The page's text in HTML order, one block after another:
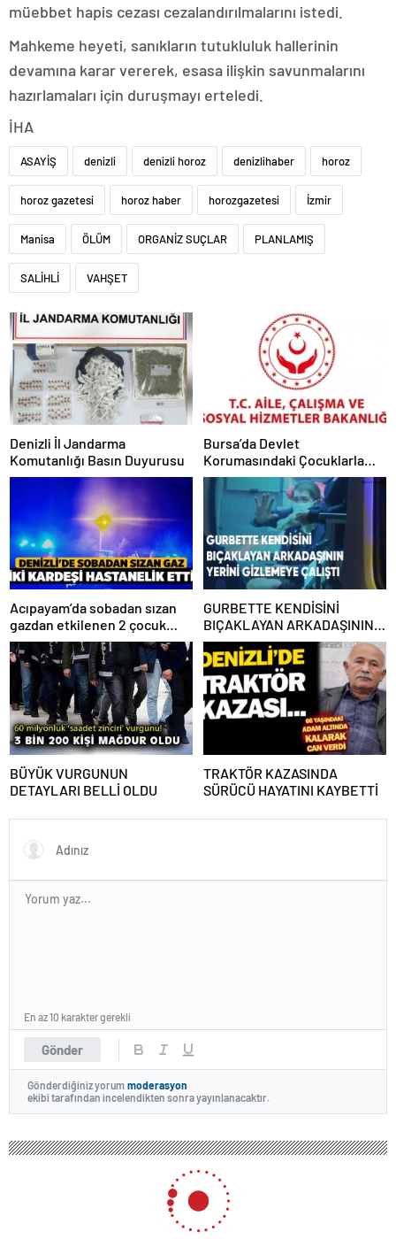
müebbet hapis cezası cezalandırılmalarını istedi.
Mahkeme heyeti, sanıkların tutukluluk hallerinin
devamına karar vererek, esasa ilişkin savunmalarını
hazırlamaları için duruşmayı erteledi.
İHA
ASAYİŞ denizli denizli horoz denizlihaber horoz
horoz gazetesi horoz haber horozgazetesi İzmir
Manisa ÖLÜM ORGANİZ SUÇLAR PLANLAMIŞ
SALİHLİ VAHŞET
Denizli İl Jandarma
Komutanlığı Basın Duyurusu
Bursa’da Devlet
Korumasındaki Çocuklarla
İlgili Resmi Açıklama
Acıpayam’da sobadan sızan
gazdan etkilenen 2 çocuk
hastaneye kaldırıldı
GURBETTE KENDİSİNİ
BIÇAKLAYAN ARKADAŞININ
YERİNİ GİZLEMEYE ÇALIŞTI
BÜYÜK VURGUNUN
DETAYLARI BELLİ OLDU
TRAKTÖR KAZASINDA
SÜRÜCÜ HAYATINI KAYBETTİ
Gönder
En az 10 karakter gerekli
Gönderdiğiniz yorum moderasyon
ekibi tarafından incelendikten sonra yayınlanacaktır.